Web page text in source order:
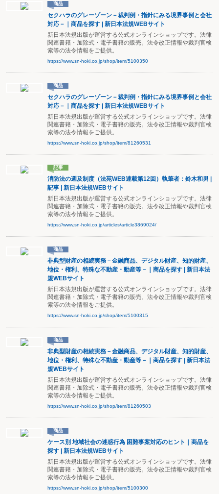
商品
セクハラのグレーゾーン－裁判例・指針にみる境界事例と会社
対応－｜商品を探す | 新日本法規WEBサイト
新日本法規出版が運営する公式オンラインショップです。法律
関連書籍・加除式・電子書籍の販売。法令改正情報や裁判官検
索等の法令情報をご提供。
https://www.sn-hoki.co.jp/shop/item/5100350
商品
セクハラのグレーゾーン－裁判例・指針にみる境界事例と会社
対応－｜商品を探す | 新日本法規WEBサイト
新日本法規出版が運営する公式オンラインショップです。法律
関連書籍・加除式・電子書籍の販売。法令改正情報や裁判官検
索等の法令情報をご提供。
https://www.sn-hoki.co.jp/shop/item/81260531
記事
消防法の遡及制度（法苑WEB連載第12回）執筆者：鈴木和男 |
記事 | 新日本法規WEBサイト
新日本法規出版が運営する公式オンラインショップです。法律
関連書籍・加除式・電子書籍の販売。法令改正情報や裁判官検
索等の法令情報をご提供。
https://www.sn-hoki.co.jp/articles/article3869024/
商品
非典型財産の相続実務－金融商品、デジタル財産、知的財産、
地位・権利、特殊な不動産・動産等－｜商品を探す | 新日本法
規WEBサイト
新日本法規出版が運営する公式オンラインショップです。法律
関連書籍・加除式・電子書籍の販売。法令改正情報や裁判官検
索等の法令情報をご提供。
https://www.sn-hoki.co.jp/shop/item/5100315
商品
非典型財産の相続実務－金融商品、デジタル財産、知的財産、
地位・権利、特殊な不動産・動産等－｜商品を探す | 新日本法
規WEBサイト
新日本法規出版が運営する公式オンラインショップです。法律
関連書籍・加除式・電子書籍の販売。法令改正情報や裁判官検
索等の法令情報をご提供。
https://www.sn-hoki.co.jp/shop/item/81260503
商品
ケース別 地域社会の迷惑行為 困難事案対応のヒント｜商品を
探す | 新日本法規WEBサイト
新日本法規出版が運営する公式オンラインショップです。法律
関連書籍・加除式・電子書籍の販売。法令改正情報や裁判官検
索等の法令情報をご提供。
https://www.sn-hoki.co.jp/shop/item/5100300